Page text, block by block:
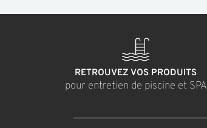
RETROUVEZ VOS PRODUITS
pour entretien de piscine et SPA